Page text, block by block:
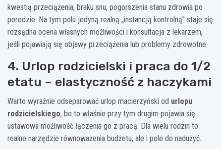
kwestią przeciążenia, braku snu, pogorszenia stanu zdrowia po
porodzie. Na tym polu jedyną realną „instancją kontrolną” staje się
rozsądna ocena własnych możliwości i konsultacja z lekarzem,
jeśli pojawiają się objawy przeciążenia lub problemy zdrowotne.
4. Urlop rodzicielski i praca do 1/2
etatu – elastyczność z haczykami
Warto wyraźnie odseparować urlop macierzyński od urlopu
rodzicielskiego, bo to właśnie przy tym drugim pojawia się
ustawowa możliwość łączenia go z pracą. Dla wielu rodzin to
realne narzędzie równoważenia budżetu, ale i pole do nadużyć.